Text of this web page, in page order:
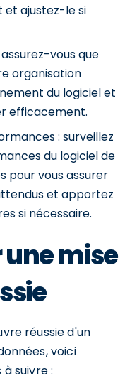
ajustez-le si
vous que
organisation
du logiciel et
efficacement.
: surveillez
du logiciel de
pour vous assurer
et apportez
si nécessaire.
mise
réussie d'un
voici
suivre :